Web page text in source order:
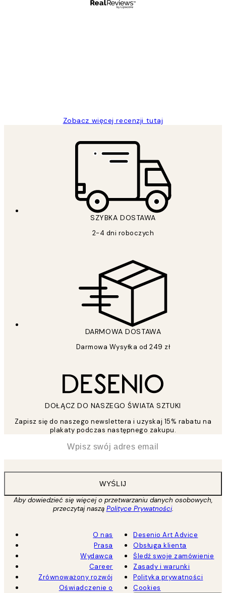
Zobacz więcej recenzji tutaj
SZYBKA DOSTAWA
2-4 dni roboczych
DARMOWA DOSTAWA
Darmowa Wysyłka od 249 zł
DOŁĄCZ DO NASZEGO ŚWIATA SZTUKI
Zapisz się do naszego newslettera i uzyskaj 15% rabatu na
plakaty podczas następnego zakupu.
WYŚLIJ
Aby dowiedzieć się więcej o przetwarzaniu danych osobowych,
przeczytaj naszą Polityce Prywatności.
O nas
Prasa
Wydawca
Career
Zrównoważony rozwój
Oświadczenie o
Desenio Art Advice
Obsługa klienta
Śledź swoje zamówienie
Zasady i warunki
Polityka prywatności
Cookies